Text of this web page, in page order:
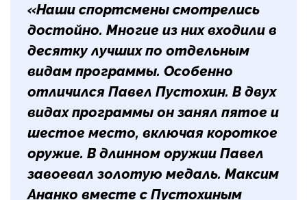
«Наши спортсмены смотрелись
достойно. Многие из них входили в
десятку лучших по отдельным
видам программы. Особенно
отличился Павел Пустохин. В двух
видах программы он занял пятое и
шестое место, включая короткое
оружие. В длинном оружии Павел
завоевал золотую медаль. Максим
Ананко вместе с Пустохиным